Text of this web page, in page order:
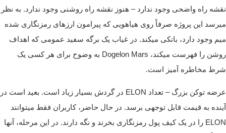
نقشه راه واضحی وجود ندارد – هنوز نقشه راه روشنی وجود ندارد. به نظر
میرسد این پروژه صرفاً روی هیاهویی که پیرامون ارزهای رمزنگاری شده
میم وجود دارد، بانکی میکند. در غیاب یک برگه سفید عمومی که اهداف
روشن را فهرست میکند، Dogelon Mars به وضوح برای هر کسی یک
شرط مخاطره آمیز است.
عرضه توکن بزرگ – تعداد ELON در گردش بسیار زیاد است. بعید است در
آینده به قیمت قابل توجهی برسد. در حال حاضر، کاربران فقط میتوانند
ELON را در یک کیف پول رمزنگاری بخرند و نگه دارند. در این مرحله، آنها